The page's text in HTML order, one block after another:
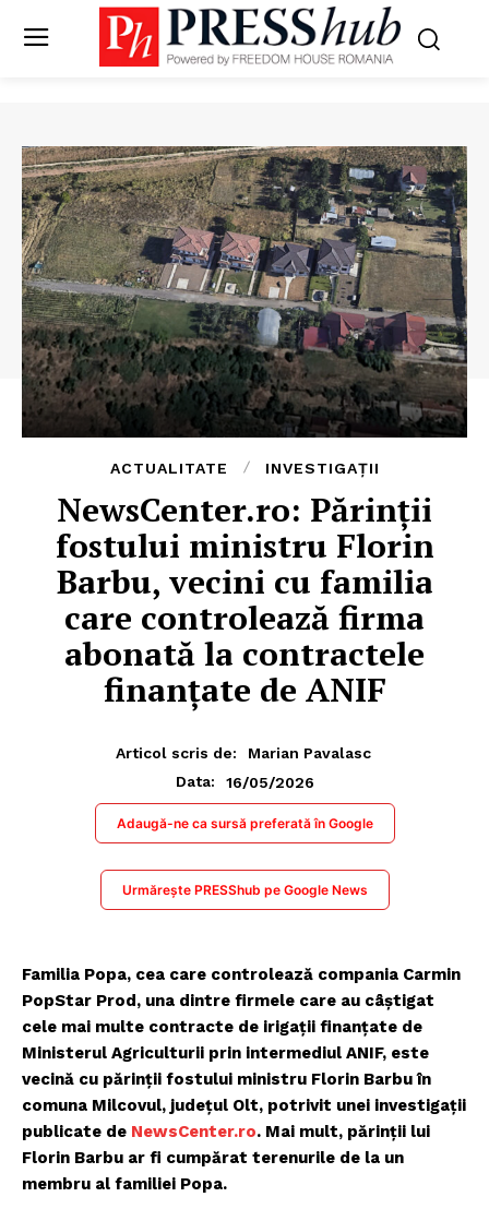
ACTUALITATE INVESTIGAȚII
NewsCenter.ro: Părinții
fostului ministru Florin
Barbu, vecini cu familia
care controlează firma
abonată la contractele
finanțate de ANIF
Articol scris de:
Marian Pavalasc
Data:
16/05/2026
Adaugă-ne ca sursă preferată în Google
Urmărește PRESShub pe Google News
Familia Popa, cea care controlează compania Carmin
PopStar Prod, una dintre firmele care au câștigat
cele mai multe contracte de irigații finanțate de
Ministerul Agriculturii prin intermediul ANIF, este
vecină cu părinții fostului ministru Florin Barbu în
comuna Milcovul, județul Olt, potrivit unei investigații
publicate de NewsCenter.ro. Mai mult, părinții lui
Florin Barbu ar fi cumpărat terenurile de la un
membru al familiei Popa.